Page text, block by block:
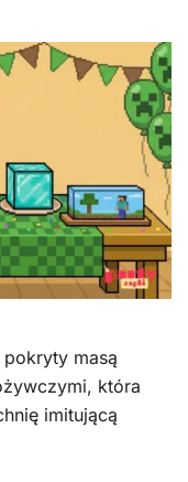
masą
która
imitującą